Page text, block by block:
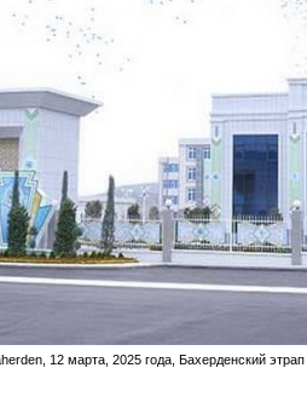
12 марта, 2025 года, Бахерденский